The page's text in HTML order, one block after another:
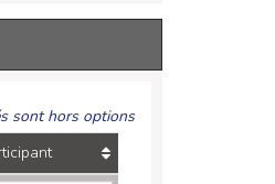
sont hors options